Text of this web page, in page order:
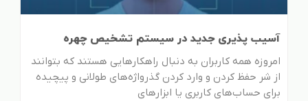
آسیب پذیری جدید در سیستم تشخیص چهره
امروزه همه کاربران به دنبال راهکارهایی هستند که بتوانند
از شر حفظ کردن و وارد کردن گذرواژه‌های طولانی و پیچیده
برای حساب‌های کاربری یا ابزارهای